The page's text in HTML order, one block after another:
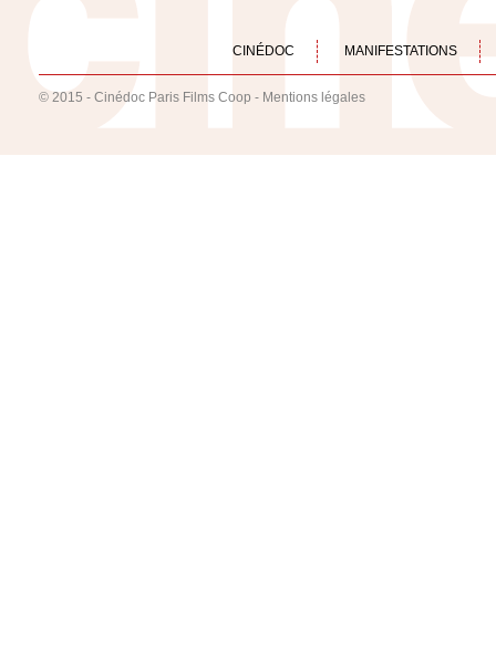
CINÉDOC MANIFESTATIONS
© 2015 - Cinédoc Paris Films Coop - Mentions légales